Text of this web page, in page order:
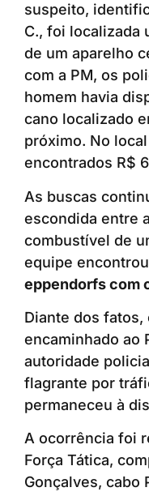
suspeito,
C., foi localizada
de um aparelho
com a PM, os
homem havia
cano localizado
próximo. No
encontrados R$
As buscas
escondida entre
combustível de
equipe
eppendorfs com
Diante dos
encaminhado ao
autoridade
flagrante por
permaneceu à
A ocorrência foi
Força Tática,
Gonçalves, cabo